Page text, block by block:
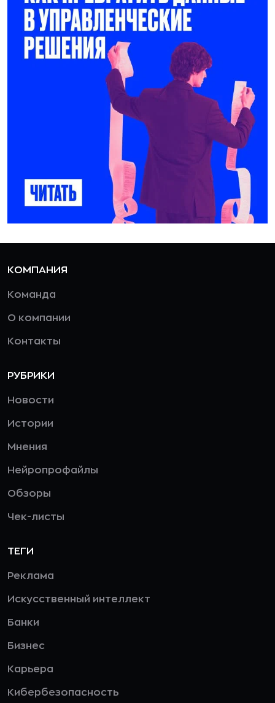
КОМПАНИЯ
Команда
О компании
Контакты
РУБРИКИ
Новости
Истории
Мнения
Нейропрофайлы
Обзоры
Чек-листы
ТЕГИ
Реклама
Искусственный интеллект
Банки
Бизнес
Карьера
Кибербезопасность